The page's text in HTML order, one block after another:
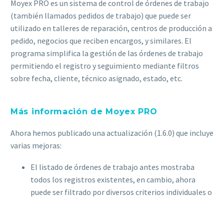
Moyex PRO es un sistema de control de órdenes de trabajo
(también llamados pedidos de trabajo) que puede ser
utilizado en talleres de reparación, centros de producción a
pedido, negocios que reciben encargos, y similares. El
programa simplifica la gestión de las órdenes de trabajo
permitiendo el registro y seguimiento mediante filtros
sobre fecha, cliente, técnico asignado, estado, etc.
Más información de Moyex PRO
Ahora hemos publicado una actualización (1.6.0) que incluye
varias mejoras:
El listado de órdenes de trabajo antes mostraba
todos los registros existentes, en cambio, ahora
puede ser filtrado por diversos criterios individuales o